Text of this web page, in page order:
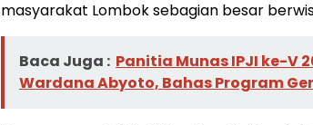
masyarakat Lombok sebagian besar
Baca Juga : Panitia Munas IPJI ke-V
Wardana Abyoto, Bahas Program